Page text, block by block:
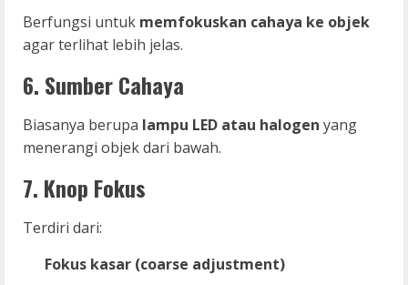
Berfungsi untuk memfokuskan cahaya ke objek
agar terlihat lebih jelas.
6. Sumber Cahaya
Biasanya berupa lampu LED atau halogen yang
menerangi objek dari bawah.
7. Knop Fokus
Terdiri dari:
Fokus kasar (coarse adjustment)